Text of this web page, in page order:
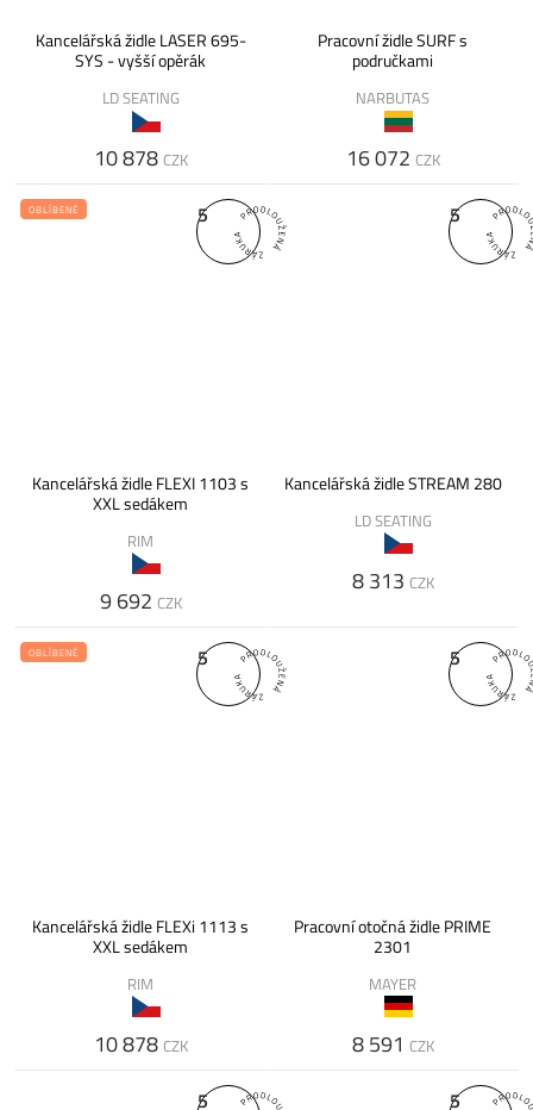
Kancelářská židle LASER 695-
SYS - vyšší opěrák
LD SEATING
10 878 CZK
Pracovní židle SURF s
područkami
NARBUTAS
16 072 CZK
5
OBLÍBENÉ
Kancelářská židle FLEXI 1103 s
XXL sedákem
RIM
9 692 CZK
5
Kancelářská židle STREAM 280
LD SEATING
8 313 CZK
5
OBLÍBENÉ
Kancelářská židle FLEXi 1113 s
XXL sedákem
RIM
10 878 CZK
5
Pracovní otočná židle PRIME
2301
MAYER
8 591 CZK
5 5